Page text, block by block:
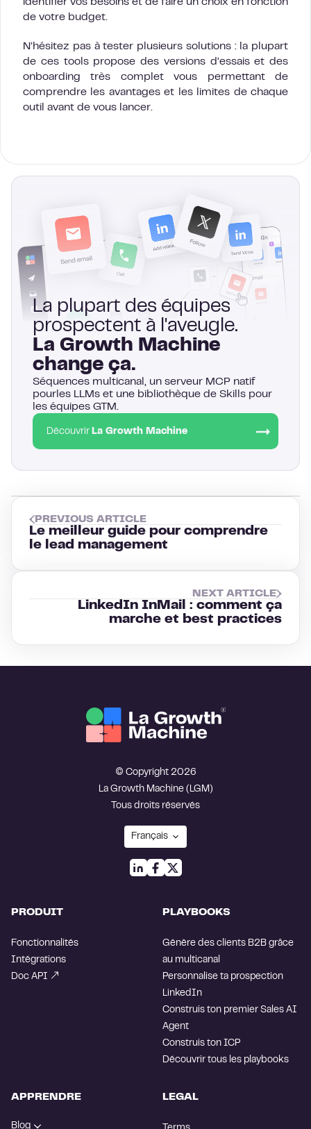
identifier vos besoins et de faire un choix en fonction
de votre budget.
N’hésitez pas à tester plusieurs solutions : la plupart
de ces tools propose des versions d’essais et des
onboarding très complet vous permettant de
comprendre les avantages et les limites de chaque
outil avant de vous lancer.
La plupart des équipes
prospectent à l'aveugle.
La Growth Machine
change ça.
Séquences multicanal, un serveur MCP natif
pourles LLMs et une bibliothèque de Skills pour
les équipes GTM.
Découvrir La Growth Machine
PREVIOUS ARTICLE
Le meilleur guide pour comprendre
le lead management
NEXT ARTICLE
LinkedIn InMail : comment ça
marche et best practices
© Copyright 2026
La Growth Machine (LGM)
Tous droits réservés
PRODUIT
Fonctionnalités
Intégrations
Doc API
PLAYBOOKS
Génère des clients B2B grâce
au multicanal
Personnalise ta prospection
LinkedIn
Construis ton premier Sales AI
Agent
Construis ton ICP
Découvrir tous les playbooks
APPRENDRE
Blog
LEGAL